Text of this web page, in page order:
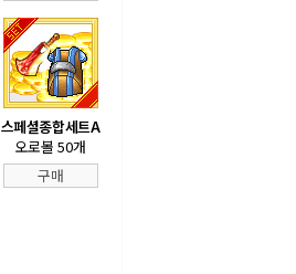
스페셜종합세트A
오로볼 50개
구매